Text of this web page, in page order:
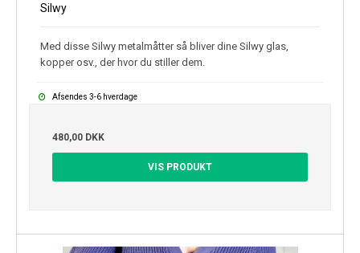
Silwy
Med disse Silwy metalmåtter så bliver dine Silwy glas,
kopper osv., der hvor du stiller dem.
Afsendes 3-6 hverdage
480,00 DKK
VIS PRODUKT